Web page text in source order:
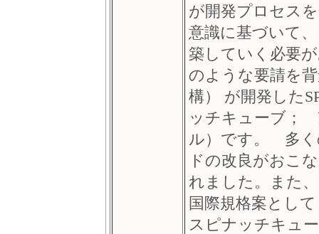
が開発プロセス
意識に基づいて
築していく必要
のような要請を
構） が開発した
ッチキューブ；
ル）です。 多く
ドの改良がおこ
れました。また
国際規格案とし
スピナッチキュ